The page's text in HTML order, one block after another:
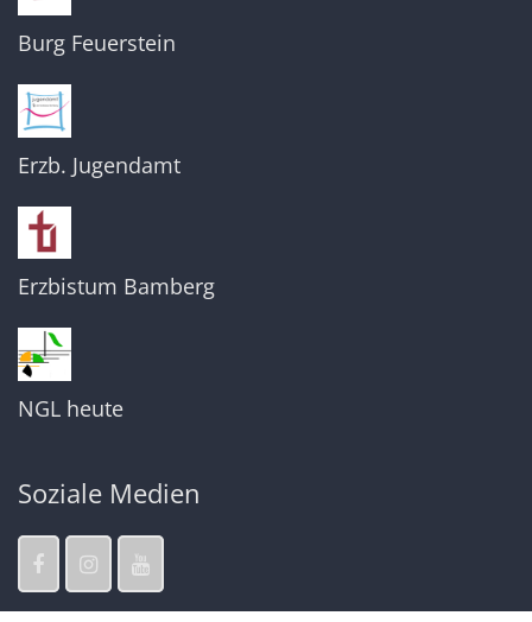
Burg Feuerstein
Erzb. Jugendamt
Erzbistum Bamberg
NGL heute
Soziale Medien